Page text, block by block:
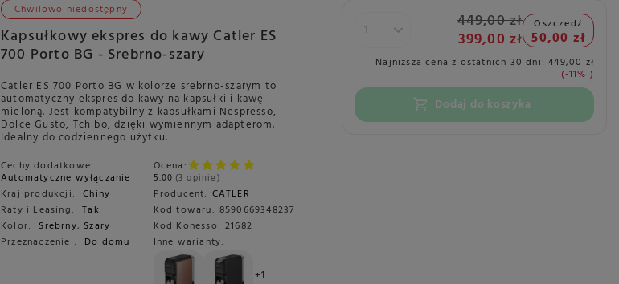
Chwilowo niedostępny
Kapsułkowy ekspres do kawy Catler ES
700 Porto BG - Srebrno-szary
Catler ES 700 Porto BG w kolorze srebrno-szarym to
automatyczny ekspres do kawy na kapsułki i kawę
mieloną. Jest kompatybilny z kapsułkami Nespresso,
Dolce Gusto, Tchibo, dzięki wymiennym adapterom.
Idealny do codziennego użytku.
Cechy dodatkowe:
Automatyczne wyłączanie
Kraj produkcji: Chiny
Raty i Leasing: Tak
Kolor: Srebrny, Szary
Przeznaczenie : Do domu
Ocena:
5.00 3 opinie
Producent: CATLER
Kod towaru: 8590669348237
Kod Konesso: 21682
Inne warianty:
+1
449,00 zł
399,00 zł
Oszczedź
50,00 zł
Najniższa cena z ostatnich 30 dni:449,00 zł
-11%
Dodaj do koszyka